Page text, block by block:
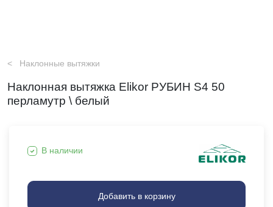
Наклонные вытяжки
Наклонная вытяжка Elikor РУБИН S4 50
перламутр \ белый
В наличии
Добавить в корзину